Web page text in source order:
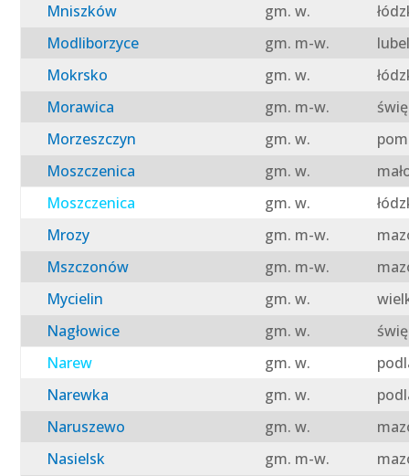
Mniszków
gm. w.
Modliborzyce
gm. m-w.
Mokrsko
gm. w.
Morawica
gm. m-w.
Morzeszczyn
gm. w.
Moszczenica
gm. w.
Moszczenica
gm. w.
Mrozy
gm. m-w.
Mszczonów
gm. m-w.
Mycielin
gm. w.
Nagłowice
gm. w.
Narew
gm. w.
Narewka
gm. w.
Naruszewo
gm. w.
Nasielsk
gm. m-w.